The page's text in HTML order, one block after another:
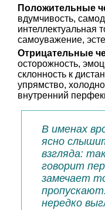
Положительные
вдумчивость,
интеллектуальная
самоуважение,
Отрицательные
осторожность,
склонность к
упрямство,
внутренний
В именах
ясно
взгляда:
говорит
замечает
нередко